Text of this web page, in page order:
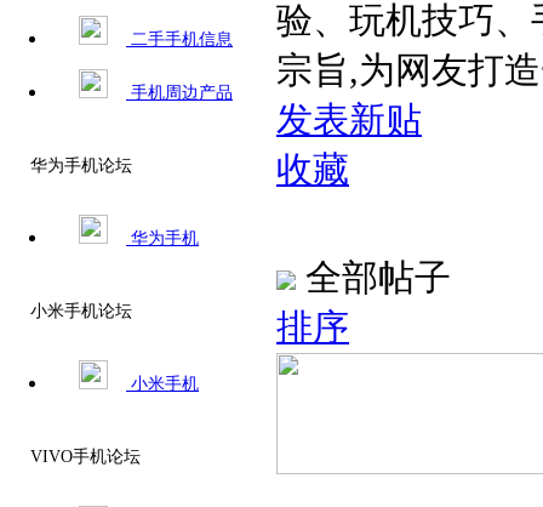
二手手机信息
手机周边产品
华为手机论坛
华为手机
小米手机论坛
小米手机
VIVO手机论坛
验、玩机技巧
宗旨,为网友打
发表新贴
收藏
全部帖子
排序